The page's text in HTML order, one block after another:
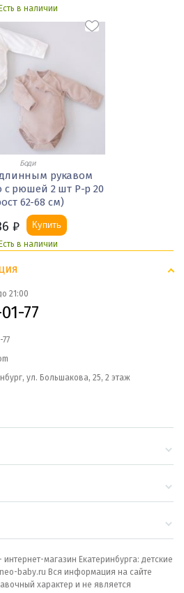
Есть в наличии
Боди
рукавом
с рюшей 2 шт Р-р 20
62-68 см)
₽ Купить
Есть в наличии
21:00
77
ул. Большакова, 25, 2 этаж
магазин Екатеринбурга: детские
baby.ru Вся информация на сайте
характер и не является